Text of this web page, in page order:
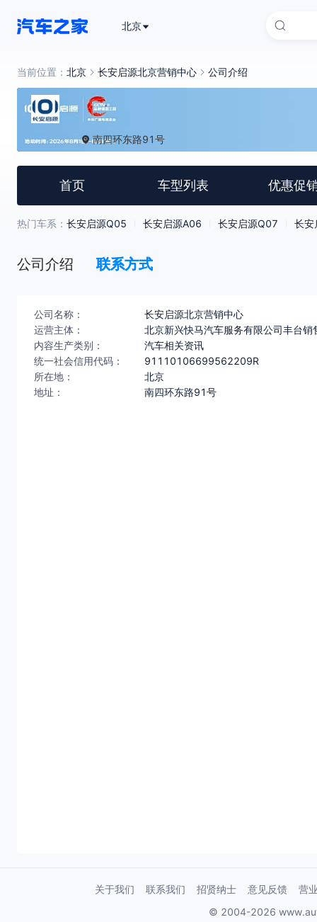
北京
当前位置： 北京 长安启源北京营销中心 公司介绍
南四环东路91号
首页 车型列表 优惠促
热门车系： 长安启源Q05 长安启源A06 长安启源Q07 长安
公司介绍 联系方式
公司名称：
长安启源北京营销中心
运营主体：
北京新兴快马汽车服务有限公司丰台销
内容生产类别：
汽车相关资讯
统一社会信用代码：
91110106699562209R
所在地：
北京
地址：
南四环东路91号
关于我们 联系我们 招贤纳士 意见反馈
营
© 2004-2026